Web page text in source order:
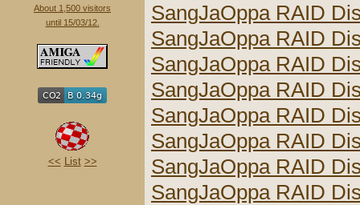
About 1,500 visitors
until 15/03/12.
<< List >>
SangJaOppa RAID
SangJaOppa RAID
SangJaOppa RAID
SangJaOppa RAID
SangJaOppa RAID
SangJaOppa RAID
SangJaOppa RAID
SangJaOppa RAID